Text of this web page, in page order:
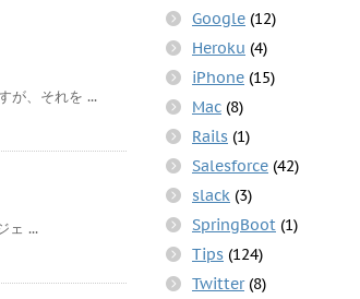
が、それを ...
ェ ...
Google (12)
Heroku (4)
iPhone (15)
Mac (8)
Rails (1)
Salesforce (42)
slack (3)
SpringBoot (1)
Tips (124)
Twitter(8)